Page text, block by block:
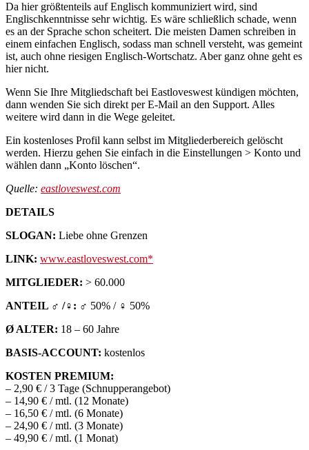
Da hier größtenteils auf Englisch kommuniziert wird, sind
Englischkenntnisse sehr wichtig. Es wäre schließlich schade, wenn
es an der Sprache schon scheitert. Die meisten Damen schreiben in
einem einfachen Englisch, sodass man schnell versteht, was gemeint
ist, auch ohne riesigen Englisch-Wortschatz. Aber ganz ohne geht es
hier nicht.
Wenn Sie Ihre Mitgliedschaft bei Eastloveswest kündigen möchten,
dann wenden Sie sich direkt per E-Mail an den Support. Alles
weitere wird dann in die Wege geleitet.
Ein kostenloses Profil kann selbst im Mitgliederbereich gelöscht
werden. Hierzu gehen Sie einfach in die Einstellungen > Konto und
wählen dann „Konto löschen“.
Quelle: eastloveswest.com
DETAILS
SLOGAN: Liebe ohne Grenzen
LINK: www.eastloveswest.com
MITGLIEDER: > 60.000
ANTEIL ♂ /♀: ♂ 50% / ♀ 50%
Ø ALTER: 18 – 60 Jahre
BASIS-ACCOUNT: kostenlos
KOSTEN PREMIUM:
– 2,90 € / 3 Tage (Schnupperangebot)
– 14,90 € / mtl. (12 Monate)
– 16,50 € / mtl. (6 Monate)
– 24,90 € / mtl. (3 Monate)
– 49,90 € / mtl. (1 Monat)